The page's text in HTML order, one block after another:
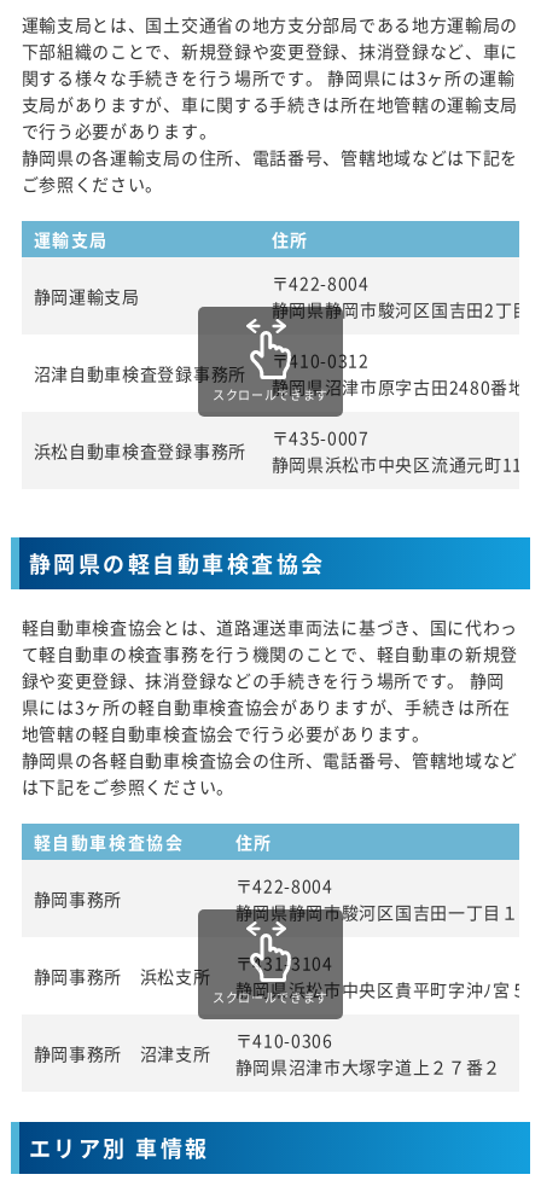
運輸支局とは、国土交通省の地方支分部局である地方運輸局の
下部組織のことで、新規登録や変更登録、抹消登録など、車に
関する様々な手続きを行う場所です。 静岡県には3ヶ所の運輸
支局がありますが、車に関する手続きは所在地管轄の運輸支局
で行う必要があります。
静岡県の各運輸支局の住所、電話番号、管轄地域などは下記を
ご参照ください。
運輸支局 住所
静岡運輸支局
〒422-8004
静岡県静岡市駿河区国吉田2丁目
沼津自動車検査登録事務所
〒410-0312
静岡県沼津市原字古田2480番地
浜松自動車検査登録事務所
〒435-0007
静岡県浜松市中央区流通元町11
スクロールできます
静岡県の軽自動車検査協会
軽自動車検査協会とは、道路運送車両法に基づき、国に代わっ
て軽自動車の検査事務を行う機関のことで、軽自動車の新規登
録や変更登録、抹消登録などの手続きを行う場所です。 静岡
県には3ヶ所の軽自動車検査協会がありますが、手続きは所在
地管轄の軽自動車検査協会で行う必要があります。
静岡県の各軽自動車検査協会の住所、電話番号、管轄地域など
は下記をご参照ください。
軽自動車検査協会 住所
静岡事務所
〒422-8004
静岡県静岡市駿河区国吉田一丁目１
静岡事務所 浜松支所
〒431-3104
静岡県浜松市中央区貴平町字沖ﾉ宮５
静岡事務所 沼津支所
〒410-0306
静岡県沼津市大塚字道上２７番２
スクロールできます
エリア別 車情報